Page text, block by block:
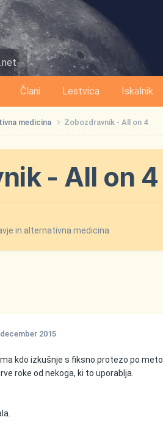
Člani Lestvica Iskalnik
medicina Zobozdravnik - All on 4
- All on 4
in alternativna medicina
2015
kdo izkušnje s fiksno protezo po
roke od nekoga, ki to uporablja.